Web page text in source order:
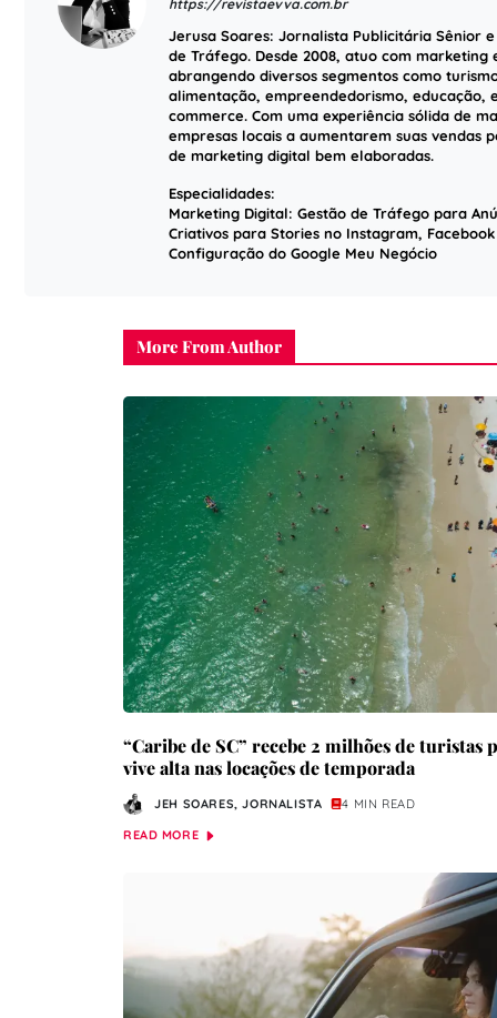
https://revistaevva.com.br
Jerusa Soares: Jornalista Publicitária Sênior
de Tráfego. Desde 2008, atuo com marketing
abrangendo diversos segmentos como
alimentação, empreendedorismo, educação,
commerce. Com uma experiência sólida de
empresas locais a aumentarem suas vendas
de marketing digital bem elaboradas.
Especialidades:
Marketing Digital: Gestão de Tráfego para
Criativos para Stories no Instagram, Facebook
Configuração do Google Meu Negócio
More From Author
“Caribe de SC” recebe 2 milhões de turistas
vive alta nas locações de temporada
JEH SOARES, JORNALISTA
4 MIN READ
READ MORE